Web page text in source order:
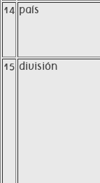
14 país
15 división